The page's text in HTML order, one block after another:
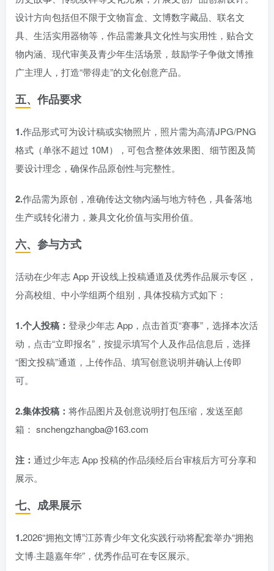
设计方向包括但不限于文物盲盒、文博数字藏品、联名文
具、生活实用器物等，作品需兼具文化性与实用性，贴合文
物内涵、现代审美及青少年生活场景，鼓励学子争做文博推
广主理人，打造“带得走”的文化创意产品。
五、作品要求
1.作品形式可为设计稿或实物照片，照片需为高清JPG/PNG
格式（单张不超过 10M），可包含整体效果图、细节图及简
要设计理念，确保作品原创性与完整性。
2.作品需为原创，准确传达文物内涵与地方特色，具备落地
生产或转化潜力，兼具文化价值与实用价值。
六、参与方式
活动在少年志 App 开设线上投稿通道及优秀作品展示专区，
分高校组、中小学组两个组别，具体投稿方式如下：
1.个人投稿： 登录少年志 App，点击首页“赛事”，选择本次活
动，点击“立即报名”，按提示填写个人及作品信息后，选择
“图文投稿”通道，上传作品、填写创意说明并确认上传即
可。
2.集体投稿： 将作品图片及创意说明打包压缩，发送至邮
箱： snchengzhangba@163.com
注： 通过少年志 App 投稿的作品须经后台审核后方可分享和
展示。
七、成果展示
1.2026“拥抱文博”江苏青少年文化实践行动将配套举办“拥抱
文博·主题嘉年华”，优秀作品可在专区展示。